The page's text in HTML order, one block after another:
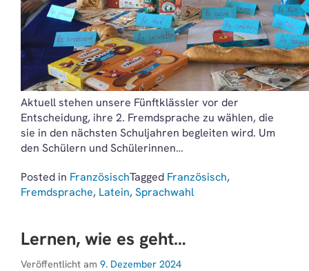
Aktuell stehen unsere Fünftklässler vor der
Entscheidung, ihre 2. Fremdsprache zu wählen, die
sie in den nächsten Schuljahren begleiten wird. Um
den Schülern und Schülerinnen…
Posted in FranzösischTagged Französisch,
Fremdsprache, Latein, Sprachwahl
Lernen, wie es geht…
Veröffentlicht am 9. Dezember 2024